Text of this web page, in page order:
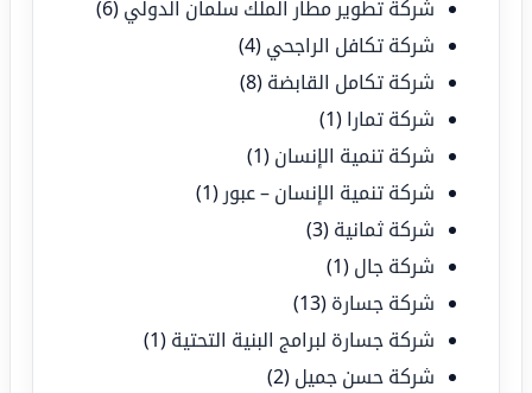
شركة تطوير مطار الملك سلمان الدولي (6)
شركة تكافل الراجحي (4)
شركة تكامل القابضة (8)
شركة تمارا (1)
شركة تنمية الإنسان (1)
شركة تنمية الإنسان – عبور (1)
شركة ثمانية (3)
شركة جال (1)
شركة جسارة (13)
شركة جسارة لبرامج البنية التحتية (1)
شركة حسن جميل (2)